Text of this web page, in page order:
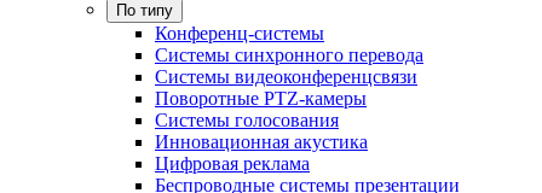
По типу
Конференц-системы
Системы синхронного перевода
Системы видеоконференцсвязи
Поворотные PTZ-камеры
Системы голосования
Инновационная акустика
Цифровая реклама
Беспроводные системы презентации